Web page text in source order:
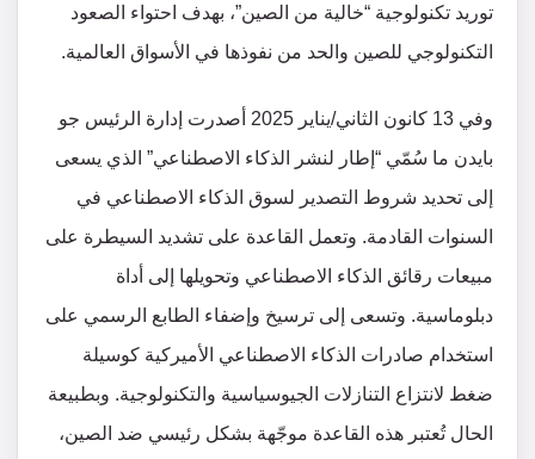
توريد تكنولوجية “خالية من الصين”، بهدف احتواء الصعود
التكنولوجي للصين والحد من نفوذها في الأسواق العالمية.
وفي 13 كانون الثاني/يناير 2025 أصدرت إدارة الرئيس جو
بايدن ما سُمّي “إطار لنشر الذكاء الاصطناعي” الذي يسعى
إلى تحديد شروط التصدير لسوق الذكاء الاصطناعي في
السنوات القادمة. وتعمل القاعدة على تشديد السيطرة على
مبيعات رقائق الذكاء الاصطناعي وتحويلها إلى أداة
دبلوماسية. وتسعى إلى ترسيخ وإضفاء الطابع الرسمي على
استخدام صادرات الذكاء الاصطناعي الأميركية كوسيلة
ضغط لانتزاع التنازلات الجيوسياسية والتكنولوجية. وبطبيعة
الحال تُعتبر هذه القاعدة موجّهة بشكل رئيسي ضد الصين،